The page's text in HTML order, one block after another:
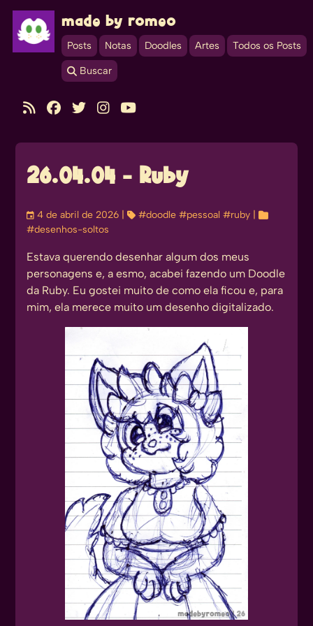
made by romeo
Posts Notas Doodles Artes Todos os Posts
 Buscar
    
26.04.04 - Ruby
󰃭4 de abril de 2026 | #doodle #pessoal #ruby | 
#desenhos-soltos
Estava querendo desenhar algum dos meus
personagens e, a esmo, acabei fazendo um Doodle
da Ruby. Eu gostei muito de como ela ficou e, para
mim, ela merece muito um desenho digitalizado.